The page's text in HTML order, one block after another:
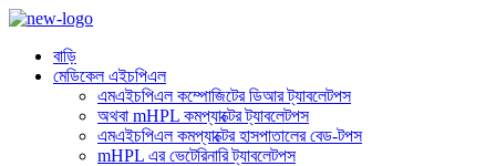
বাড়ি
মেডিকেল এইচপিএল
এমএইচপিএল কম্পোজিটের ডিআর ট্যাবলেটপস
অথবা mHPL কমপ্যাক্টের ট্যাবলেটপস
এমএইচপিএল কমপ্যাক্টের হাসপাতালের বেড-টপস
mHPL এর ভেটেরিনারি ট্যাবলেটপস